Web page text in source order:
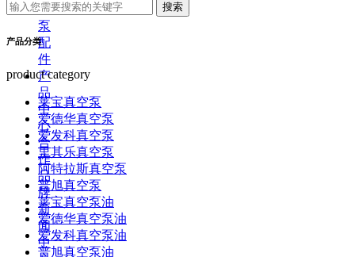
空
泵
配
件
产
品
中
心
合
作
品
牌
新
闻
中
产品分类
product category
莱宝真空泵
爱德华真空泵
爱发科真空泵
里其乐真空泵
阿特拉斯真空泵
普旭真空泵
莱宝真空泵油
爱德华真空泵油
爱发科真空泵油
普旭真空泵油